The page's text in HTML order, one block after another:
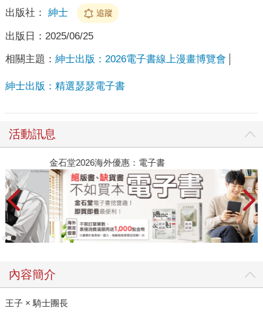
出版社： 紳士 追蹤
出版日： 2025/06/25
相關主題： 紳士出版：2026電子書線上漫畫博覽會
紳士出版：精選瑟瑟電子書
活動訊息
金石堂2026海外優惠：電子書
內容簡介
王子 × 騎士團長